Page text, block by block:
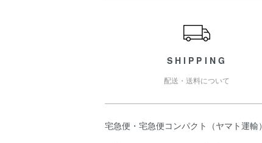
SHIPPING
配送・送料について
宅急便・宅急便コンパクト（ヤマト運輸）